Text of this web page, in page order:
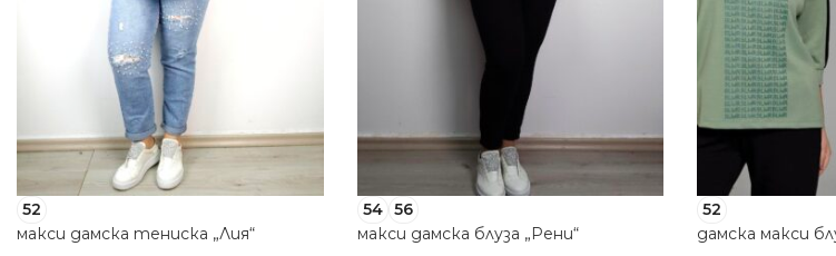
52
макси дамска тениска „Лия“
54 56
макси дамска блуза „Рени“
52
дамска макси